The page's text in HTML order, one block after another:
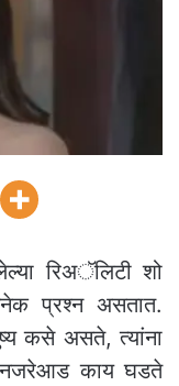
रिअॅलिटी शो
अनेक प्रश्न असतात.
कसे असते, त्यांना
नजरेआड काय घडते